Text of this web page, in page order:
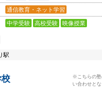
通信教育・ネット学習
中学受験 高校受験 映像授業
駅
※こちらの塾
い合わせと